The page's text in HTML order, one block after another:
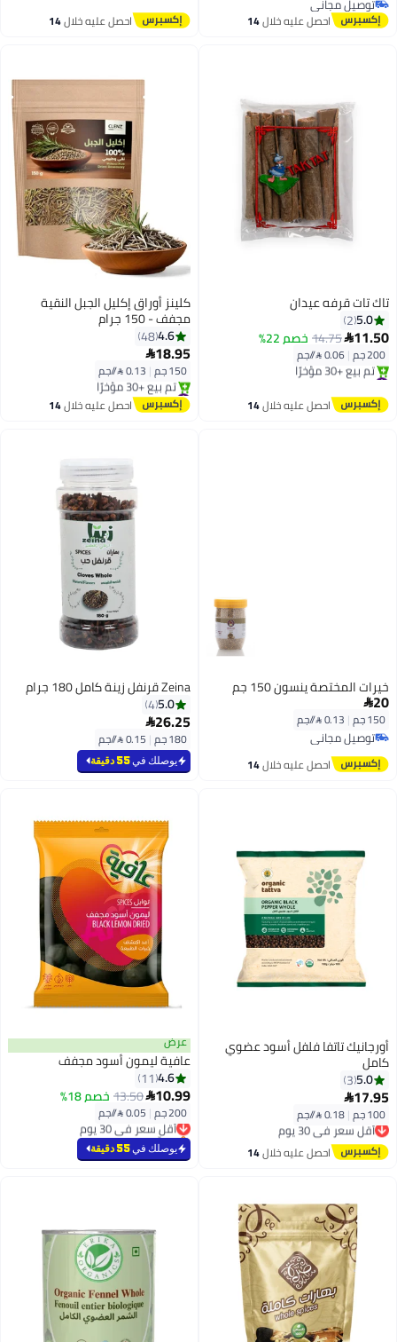
توصيل مجاني
توصيل مجانياحصل عليه خلال14 احصل عليه خلال14
تاك تات قرفه عيدان
5.0
2
11.50
14.75خصم 22%
200 جم |
#16 في حبوب توابل كاملة
تم بيع +30 مؤخرًا
#16 في حبوب توابل كاملة احصل عليه خلال14
كلينز أوراق إكليل الجبل النقية
مجفف - 150 جرام
4.6
48
18.95
150 جم |
#22 في حبوب توابل كاملة
توصيل مجاني
تم بيع +30 مؤخرًا
احصل عليه خلال14
خيرات المختصة ينسون 150 جم
20
150 جم |
توصيل مجاني
توصيل مجاني
احصل عليه خلال14
Zeina قرنفل زينة كامل 180 جرام
5.0
4
26.25
180 جم |
يوصلك في55 دقيقة
أورجانيك تاتفا فلفل أسود عضوي
كامل
5.0
3
17.95
100 جم |
أقل سعر في 30 يوم
توصيل مجاني
أقل سعر في 30 يوماحصل عليه خلال14
عرض
عافية ليمون أسود مجفف
4.6
11
10.99
13.50خصم 18%
200 جم |
أقل سعر في 30 يوم
بتخلّص بسرعة
أقل سعر في 30 يوم
يوصلك في55 دقيقة